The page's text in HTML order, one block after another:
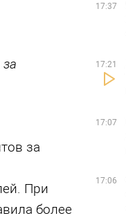
за
При
более
17:37
17:21
17:07
17:06